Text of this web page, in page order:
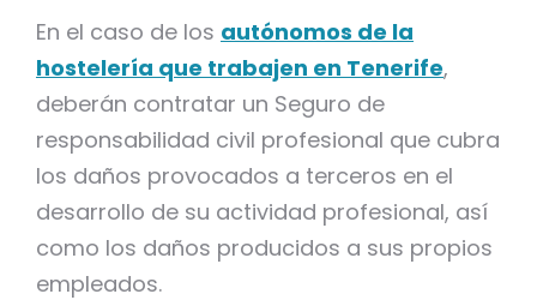
En el caso de los autónomos de la
hostelería que trabajen en Tenerife,
deberán contratar un Seguro de
responsabilidad civil profesional que cubra
los daños provocados a terceros en el
desarrollo de su actividad profesional, así
como los daños producidos a sus propios
empleados.